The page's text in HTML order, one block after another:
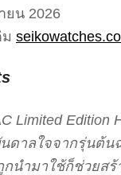
ยน 2026
Limited
ดาลใจจากรุ่นต้
ถูกนำมาใช้ก็ช่วย